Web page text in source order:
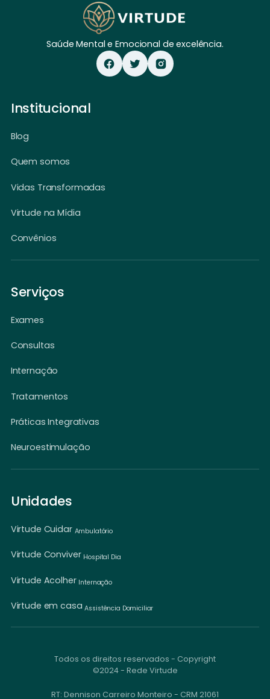
Saúde Mental e Emocional de excelência.
Institucional
Blog
Quem somos
Vidas Transformadas
Virtude na Mídia
Convênios
Serviços
Exames
Consultas
Internação
Tratamentos
Práticas Integrativas
Neuroestimulação
Unidades
Virtude Cuidar Ambulatório
Virtude Conviver Hospital Dia
Virtude Acolher Internação
Virtude em casa Assistência Domiciliar
Todos os direitos reservados - Copyright
©2024 - Rede Virtude
RT: Dennison Carreiro Monteiro - CRM 21061